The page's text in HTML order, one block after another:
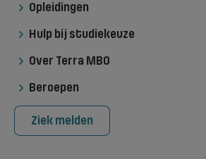
Opleidingen
Hulp bij studiekeuze
Over Terra MBO
Beroepen
Ziek melden